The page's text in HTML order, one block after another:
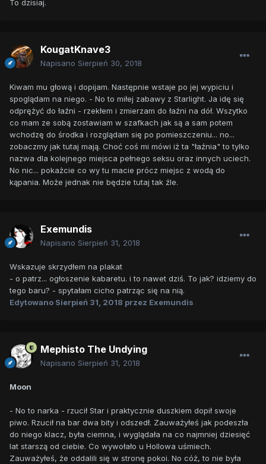
To dzisiaj.
KougatKnave3
Napisano Sierpień 30, 2018
Kiwam mu głową i dopijam. Następnie wstaje po jej wypiciu i
spoglądam na niego. - No to miłej zabawy z Starlight. Ja idę się
odprężyć do łaźni - rzekłem i zmierzam do łaźni na dół. Wszytko
co mam ze sobą zostawiam w szafkach jak są a sam potem
wchodzę do środka i rozglądam się po pomieszczeniu... no...
zobaczmy jak tutaj mają. Choć coś mi mówi iż ta "łaźnia" to tylko
nazwa dla kolejnego miejsca pełnego seksu oraz innych uciech.
No nic... pokażcie co wy tu macie prócz miejsc z wodą do
kąpania. Może jednak nie będzie tutaj tak źle.
Exemundis
Napisano Sierpień 31, 2018
Wskazuje skrzydłem na plakat
- o patrz... ogłoszenie kabaretu. i to nawet dziś. To jak? idziemy do
tego baru? - spytałam cicho patrząc się na nią.
Edytowano Sierpień 31, 2018 przez Exemundis
Mephisto The Undying
Napisano Sierpień 31, 2018
Moon
- No to narka - rzucił Star i praktycznie duszkiem dopił swoje
piwo. Rzucił na bar dwa bity i odszedł. Zauważyłeś jak podeszła
do niego klacz, była ciemna, i wyglądała na co najmniej dziesięć
lat starszą od ciebie. Co wywołało u Hollowa uśmiech.
Zauważyłeś, że oddalili się w stronę pokoi. No cóż, to nie była